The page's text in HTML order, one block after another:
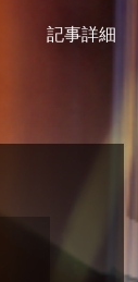
記事詳細